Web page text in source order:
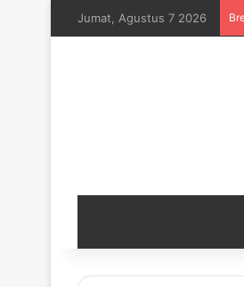
Jumat, Agustus 7 2026